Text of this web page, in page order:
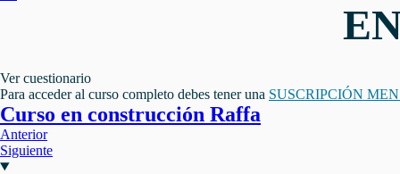
Ver cuestionario
Para acceder al curso completo debes tener una SUSCRIPCIÓN
Curso en construcción Raffa
Anterior
Siguiente